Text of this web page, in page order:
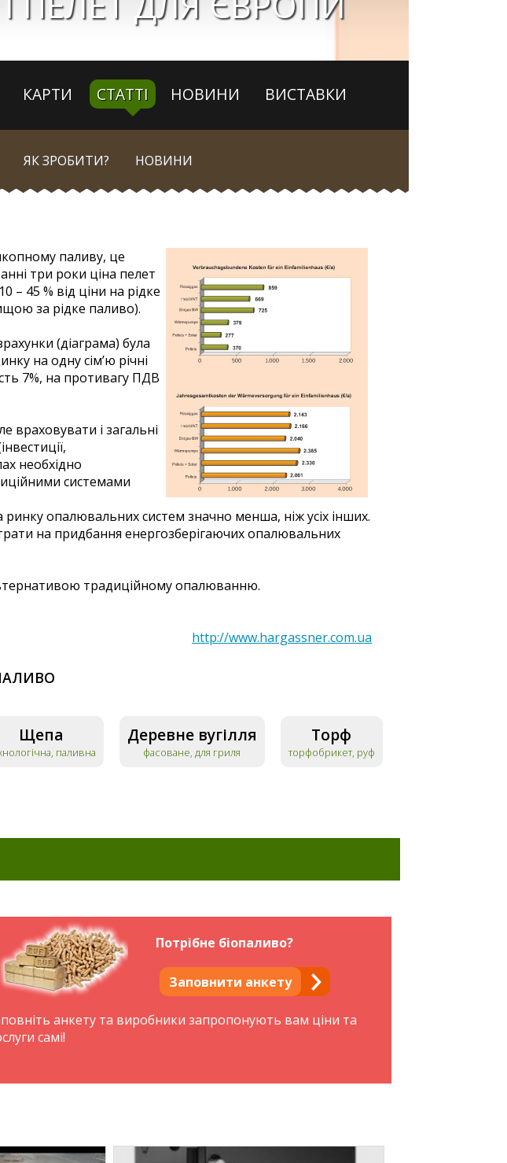
КАРТИ СТАТТІ НОВИНИ ВИСТАВКИ
ЯК ЗРОБИТИ? НОВИНИ
паливу, це
три роки ціна пелет
– 45 % від ціни на рідке
за рідке паливо).
(діаграма) була
на одну сім’ю річні
7%, на противагу ПДВ
враховувати і загальні
необхідно
системами
ринку опалювальних систем значно менша, ніж усіх інших.
на придбання енергозберігаючих опалювальних
традиційному опалюванню.
http://www.hargassner.com.ua
Щепа
паливна
Деревне вугілля
фасоване, для гриля
Торф
торфобрикет, руф
Потрібне біопаливо?
Заповнити анкету
анкету та виробники запропонують вам ціни та
самі!